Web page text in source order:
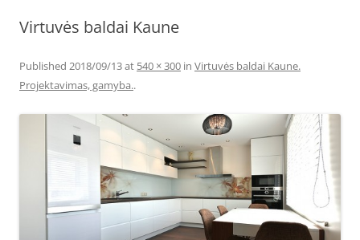
Virtuvės baldai Kaune
Published 2018/09/13at 540 × 300 in Virtuvės baldai Kaune.
Projektavimas, gamyba..